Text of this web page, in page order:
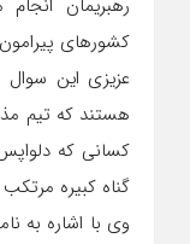
رهبریمان
کشورهای
عزیزی این
هستند که تیم
کسانی که دلواپس
گناه کبیره
وی با اشاره به